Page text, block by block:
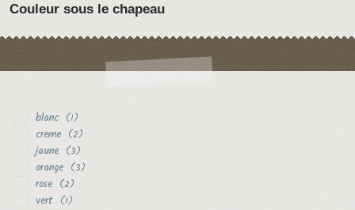
Couleur sous le chapeau
blanc (1)
creme (2)
jaune (3)
orange (3)
rose (2)
vert (1)